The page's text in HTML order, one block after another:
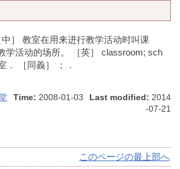
］ 教室在用来进行教学活动时叫课
学活动的场所。 ［英］ classroom; sch
． ［同義］ ；．
Time: 2008-01-03 Last modified: 2014
-07-21
このページの最上部へ